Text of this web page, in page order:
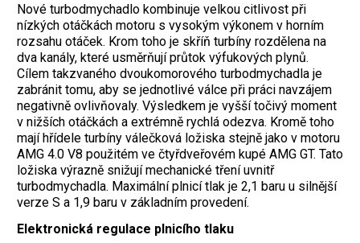
Nové turbodmychadlo kombinuje velkou citlivost při
nízkých otáčkách motoru s vysokým výkonem v horním
rozsahu otáček. Krom toho je skříň turbíny rozdělena na
dva kanály, které usměrňují průtok výfukových plynů.
Cílem takzvaného dvoukomorového turbodmychadla je
zabránit tomu, aby se jednotlivé válce při práci navzájem
negativně ovlivňovaly. Výsledkem je vyšší točivý moment
v nižších otáčkách a extrémně rychlá odezva. Kromě toho
mají hřídele turbíny válečková ložiska stejně jako v motoru
AMG 4.0 V8 použitém ve čtyřdveřovém kupé AMG GT. Tato
ložiska výrazně snižují mechanické tření uvnitř
turbodmychadla. Maximální plnicí tlak je 2,1 baru u silnější
verze S a 1,9 baru v základním provedení.
Elektronická regulace plnicího tlaku